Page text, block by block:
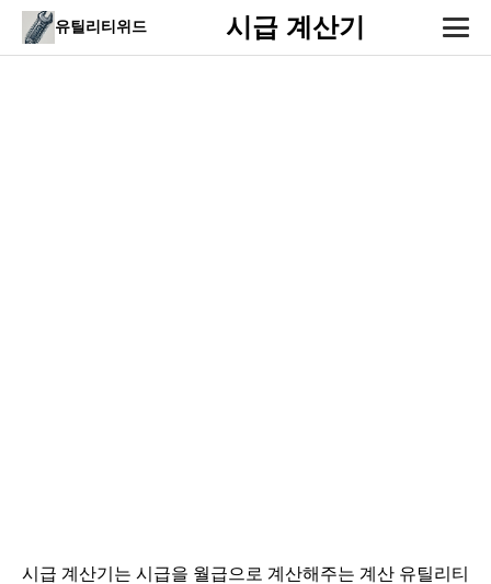
유틸리티위드 시급 계산기
시급 계산기는 시급을 월급으로 계산해주는 계산 유틸리티